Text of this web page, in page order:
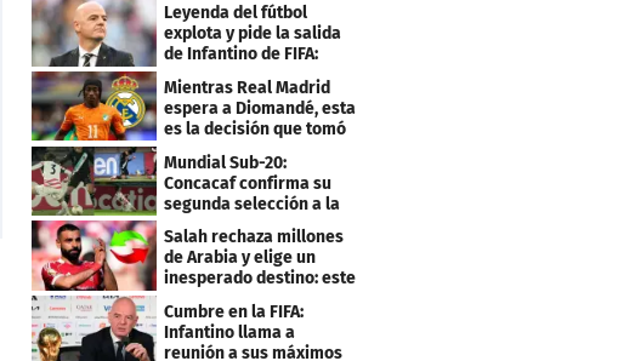
Leyenda del fútbol
explota y pide la salida
de Infantino de FIFA:
"Deshonesto y cobarde"
Mientras Real Madrid
espera a Diomandé, esta
es la decisión que tomó
el jugador
Mundial Sub-20:
Concacaf confirma su
segunda selección a la
Copa del Mundo 2027
Salah rechaza millones
de Arabia y elige un
inesperado destino: este
será su club
Cumbre en la FIFA:
Infantino llama a
reunión a sus máximos